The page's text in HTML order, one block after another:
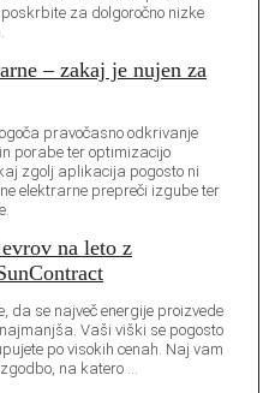
za dolgoročno nizke
– zakaj je nujen za
pravočasno odkrivanje
porabe ter optimizacijo
zgolj aplikacija pogosto ni
elektrarne prepreči izgube ter
na leto z
da se največ energije proizvede
Vaši viški se pogosto
po visokih cenah. Naj vam
na katero …